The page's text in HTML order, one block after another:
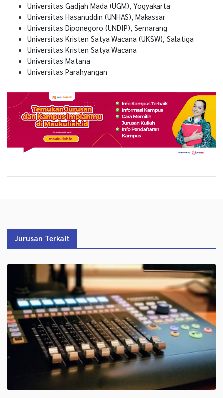
Universitas Gadjah Mada (UGM), Yogyakarta
Universitas Hasanuddin (UNHAS), Makassar
Universitas Diponegoro (UNDIP), Semarang
Universitas Kristen Satya Wacana (UKSW), Salatiga
Universitas Kristen Satya Wacana
Universitas Matana
Universitas Parahyangan
Jurusan Terkait